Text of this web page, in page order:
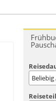
Beliebig